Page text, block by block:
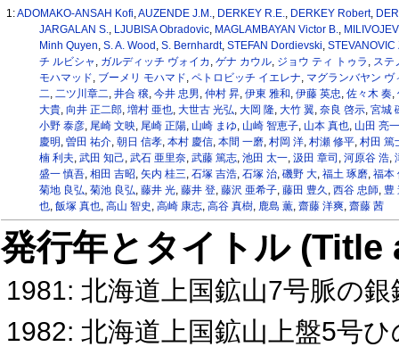
1:ADOMAKO-ANSAH Kofi,AUZENDE J.M., DERKEY R.E., DERKEY Robert,
JARGALAN S., LJUBISA Obradovic, MAGLAMBAYAN Victor B.,
Minh Quyen, S. A. Wood , S. Bernhardt, STEFAN Dordievski, STEVANOVIC
チ ルビシャ , ガルディッチ ヴォイカ , ゲナ カウル, ジョウ ティ トゥラ , ステ
モハマッド, ブーメリ モハマド, ペトロビッチ イエレナ, マグランバヤン ヴ
二, 二ツ川章二, 井合 穣, 今井 忠男, 仲村 昇, 伊東 雅和, 伊藤 英忠, 佐々木 奏,
大貴, 向井 正二郎, 増村 亜也, 大世古 光弘, 大岡 隆, 大竹 翼, 奈良 啓示, 宮城
小野 泰彦, 尾崎 文映, 尾崎 正陽, 山崎 まゆ, 山崎 智恵子, 山本 真也, 山田 亮一
慶明 , 曽田 祐介, 朝日 信孝, 本村 慶信, 本間 一磨, 村岡 洋, 村瀬 修平, 村田 篤
楠 利夫, 武田 知己, 武石 亜里奈, 武藤 篤志, 池田 太一, 汲田 章司 , 河原谷 浩,
盛一 慎吾, 相田 吉昭, 矢内 桂三, 石塚 吉浩, 石塚 治, 磯野 大, 福土 琢磨, 福本
菊地 良弘, 菊池 良弘, 藤井 光, 藤井 登, 藤沢 亜希子, 藤田 豊久 , 西谷 忠師, 豊
也, 飯塚 真也, 高山 智史 , 高崎 康志, 高谷 真樹, 鹿島 薫, 齋藤 洋爽, 齋藤 茜
発行年とタイトル
1981: 北海道上国鉱山7号脈の
1982: 北海道上国鉱山上盤5号